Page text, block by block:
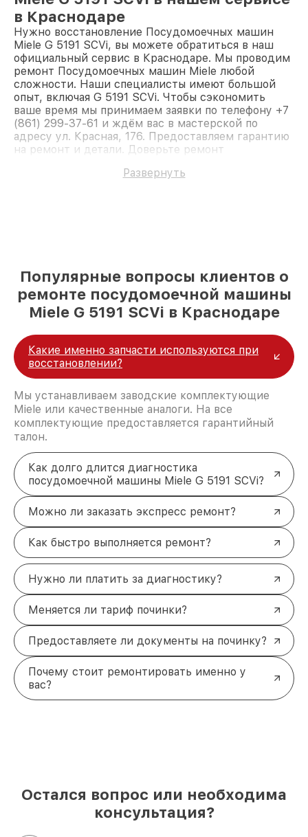
в Краснодаре
Нужно восстановление Посудомоечных машин
Miele G 5191 SCVi, вы можете обратиться в наш
официальный сервис в Краснодаре. Мы проводим
ремонт Посудомоечных машин Miele любой
сложности. Наши специалисты имеют большой
опыт, включая G 5191 SCVi. Чтобы сэкономить
ваше время мы принимаем заявки по телефону +7
(861) 299-37-61 и ждём вас в мастерской по
адресу ул. Красная, 176. Предоставляем гарантию
на ремонт и детали. Доверьте ремонт
Развернуть
Популярные вопросы клиентов о
ремонте посудомоечной машины
Miele G 5191 SCVi в Краснодаре
Какие именно запчасти используются при
восстановлении?
Мы устанавливаем заводские комплектующие
Miele или качественные аналоги. На все
комплектующие предоставляется гарантийный
талон.
Как долго длится диагностика
посудомоечной машины Miele G 5191 SCVi?
Можно ли заказать экспресс ремонт?
Как быстро выполняется ремонт?
Нужно ли платить за диагностику?
Меняется ли тариф починки?
Предоставляете ли документы на починку?
Почему стоит ремонтировать именно у
вас?
Остался вопрос или необходима
консультация?